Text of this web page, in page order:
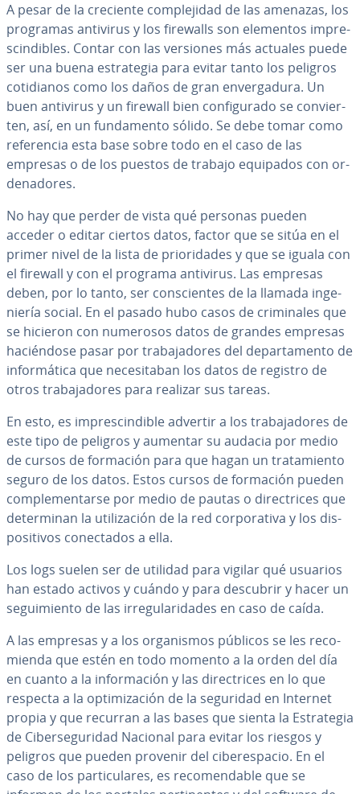
A pesar de la creciente co­m­ple­ji­dad de las amenazas, los
programas antivirus y los firewalls son elementos im­pre­
s­ci­n­di­bles. Contar con las versiones más actuales puede
ser una buena es­tra­te­gia para evitar tanto los peligros
co­ti­dia­nos como los daños de gran en­ve­r­ga­du­ra. Un
buen antivirus y un firewall bien co­n­fi­gu­ra­do se co­n­vie­r­
ten, así, en un fu­n­da­me­n­to sólido. Se debe tomar como
re­fe­re­n­cia esta base sobre todo en el caso de las
empresas o de los puestos de trabajo equipados con or­
de­na­do­res.
No hay que perder de vista qué personas pueden
acceder o editar ciertos datos, factor que se sitúa en el
primer nivel de la lista de prio­ri­da­des y que se iguala con
el firewall y con el programa antivirus. Las empresas
deben, por lo tanto, ser co­n­s­cie­n­tes de la llamada in­ge­
nie­ría social. En el pasado hubo casos de cri­mi­na­les que
se hicieron con numerosos datos de grandes empresas
ha­cié­n­do­se pasar por tra­ba­ja­do­res del de­pa­r­ta­me­n­to de
in­fo­r­má­ti­ca que ne­ce­si­ta­ban los datos de registro de
otros tra­ba­ja­do­res para realizar sus tareas.
En esto, es im­pre­s­ci­n­di­ble advertir a los tra­ba­ja­do­res de
este tipo de peligros y aumentar su audacia por medio
de cursos de formación para que hagan un tra­ta­mie­n­to
seguro de los datos. Estos cursos de formación pueden
co­m­ple­me­n­tar­se por medio de pautas o di­re­c­tri­ces que
de­te­r­mi­nan la uti­li­za­ción de la red co­r­po­ra­ti­va y los di­s­
po­si­ti­vos co­ne­c­ta­dos a ella.
Los logs suelen ser de utilidad para vigilar qué usuarios
han estado activos y cuándo y para descubrir y hacer un
se­gui­mie­n­to de las irre­gu­la­ri­da­des en caso de caída.
A las empresas y a los or­ga­ni­s­mos públicos se les re­co­
mie­n­da que estén en todo momento a la orden del día
en cuanto a la in­fo­r­ma­ción y las di­re­c­tri­ces en lo que
respecta a la op­ti­mi­za­ción de la seguridad en Internet
propia y que recurran a las bases que sienta la Es­tra­te­gia
de Ci­be­r­se­gu­ri­dad Nacional para evitar los riesgos y
peligros que pueden provenir del ci­be­re­s­pa­cio. En el
caso de los pa­r­ti­cu­la­res, es re­co­me­n­da­ble que se